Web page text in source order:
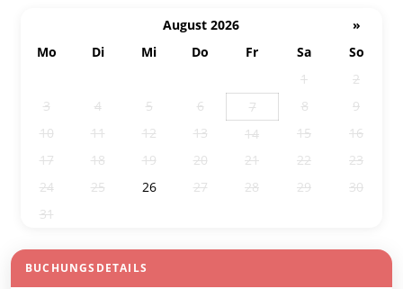
August 2026
»
Mo
Di Mi Do Fr Sa
So
1
2
3
4 5 6 7 8
9
10
11 12 13 14 15
16
17
18 19 20 21 22
23
24
25 26 27 28 29
30
31
BUCHUNGSDETAILS